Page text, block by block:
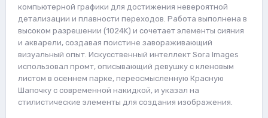
компьютерной графики для достижения невероятной
детализации и плавности переходов. Работа выполнена в
высоком разрешении (1024K) и сочетает элементы сияния
и акварели, создавая поистине завораживающий
визуальный опыт. Искусственный интеллект Sora Images
использовал промт, описывающий девушку с кленовым
листом в осеннем парке, переосмысленную Красную
Шапочку с современной накидкой, и указал на
стилистические элементы для создания изображения.